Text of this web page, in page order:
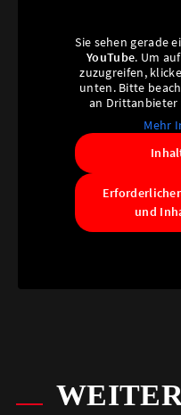
Sie sehen gerade
YouTube. Um
zuzugreifen,
unten. Bitte
an Drittanbieter
Mehr
und